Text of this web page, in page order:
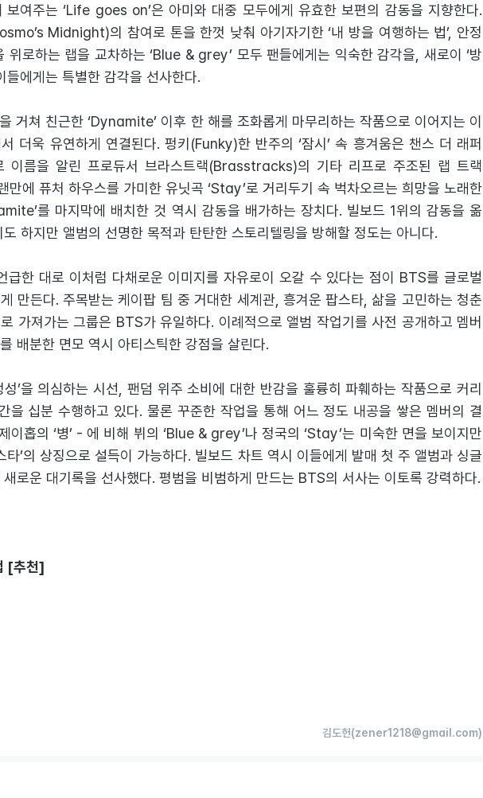
보여주는 ‘Life goes on’은 아미와 대중 모두에게 유효한 보편의 감동을 지향한다.
Midnight)의 참여로 톤을 한껏 낮춰 아기자기한 ‘내 방을 여행하는 법’, 안정
위로하는 랩을 교차하는 ‘Blue & grey’ 모두 팬들에게는 익숙한 감각을, 새로이 ‘방
들에게는 특별한 감각을 선사한다.
거쳐 친근한 ‘Dynamite’ 이후 한 해를 조화롭게 마무리하는 작품으로 이어지는 이
더욱 유연하게 연결된다. 펑키(Funky)한 반주의 ‘잠시’ 속 흥겨움은 챈스 더 래퍼
이름을 알린 프로듀서 브라스트랙(Brasstracks)의 기타 리프로 주조된 랩 트랙
만에 퓨처 하우스를 가미한 유닛곡 ‘Stay’로 거리두기 속 벅차오르는 희망을 노래한
를 마지막에 배치한 것 역시 감동을 배가하는 장치다. 빌보드 1위의 감동을 옮
하지만 앨범의 선명한 목적과 탄탄한 스토리텔링을 방해할 정도는 아니다.
한 대로 이처럼 다채로운 이미지를 자유로이 오갈 수 있다는 점이 BTS를 글로벌
만든다. 주목받는 케이팝 팀 중 거대한 세계관, 흥겨운 팝스타, 삶을 고민하는 청춘
가져가는 그룹은 BTS가 유일하다. 이례적으로 앨범 작업기를 사전 공개하고 멤버
배분한 면모 역시 아티스틱한 강점을 살린다.
성’을 의심하는 시선, 팬덤 위주 소비에 대한 반감을 훌륭히 파훼하는 작품으로 커리
을 십분 수행하고 있다. 물론 꾸준한 작업을 통해 어느 정도 내공을 쌓은 멤버의 결
이홉의 ‘병’ - 에 비해 뷔의 ‘Blue & grey’나 정국의 ‘Stay’는 미숙한 면을 보이지만
타’의 상징으로 설득이 가능하다. 빌보드 차트 역시 이들에게 발매 첫 주 앨범과 싱글
로운 대기록을 선사했다. 평범을 비범하게 만드는 BTS의 서사는 이토록 강력하다.
[추천]
김도헌(zener1218@gmail.com)